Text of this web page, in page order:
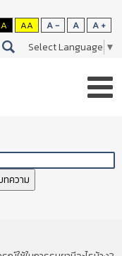
AA A - A A +
Select Language ▼
ทความ